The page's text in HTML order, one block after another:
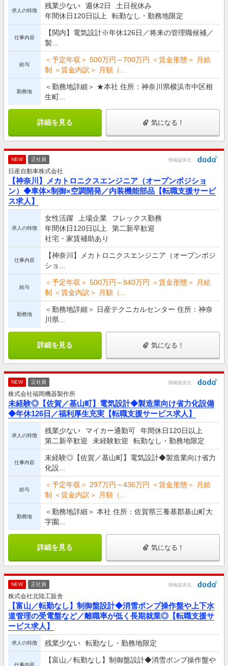
求人の特徴
残業少ない 週休2日
土日祝休み
年間休日120日以上
転勤なし・勤務地限定
仕事内容
【関内】電気設計※年休126日／将来の管理職候補／
製...
給与
＜予定年収＞ 500万円～700万円 ＜賃金形態＞ 月給
制 ＜賃金内訳＞ 月額（...
勤務地
＜勤務地詳細＞ ★本社 住所：神奈川県横浜市中区相
生町...
詳細を見る 気になる！
NEW 正社員 情報提供元
日産自動車株式会社
【神奈川】メカトロニクスエンジニア（オープンポジショ
ン）◆車体×制御×空調開発／内装機能部品【転職支援サービ
ス求人】
求人の特徴
女性活躍 上場企業
フレックス勤務
年間休日120日以上
第二新卒歓迎
社宅・家賃補助あり
仕事内容
【神奈川】メカトロニクスエンジニア（オープンポジ
ショ...
給与
＜予定年収＞ 500万円～840万円 ＜賃金形態＞ 月給
制 ＜賃金内訳＞ 月額（...
勤務地
＜勤務地詳細＞ 日産テクニカルセンター 住所：神奈
川県...
詳細を見る 気になる！
NEW 正社員 情報提供元
株式会社福岡機器製作所
未経験◎【佐賀／基山町】電気設計◆製造業向け省力化設備
◆年休126日／福利厚生充実【転職支援サービス求人】
求人の特徴
残業少ない マイカー通勤可
年間休日120日以上
第二新卒歓迎
未経験歓迎 転勤なし・勤務地限定
仕事内容
未経験◎【佐賀／基山町】電気設計◆製造業向け省力
化設...
給与
＜予定年収＞ 297万円～436万円 ＜賃金形態＞ 月給
制 ＜賃金内訳＞ 月額（...
勤務地
＜勤務地詳細＞ 本社 住所：佐賀県三養基郡基山町大
字園...
詳細を見る 気になる！
NEW 正社員 情報提供元
株式会社北陸工販舎
【富山／転勤なし】制御盤設計◆消雪ポンプ操作盤や上下水
道管理の受電盤など／離職率が低く長期就業◎【転職支援サ
ービス求人】
求人の特徴 残業少ない 転勤なし・勤務地限定
仕事内容
【富山／転勤なし】制御盤設計◆消雪ポンプ操作盤や